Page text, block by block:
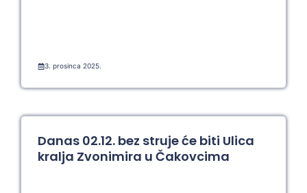
3. prosinca 2025.
Danas 02.12. bez struje će biti Ulica
kralja Zvonimira u Čakovcima